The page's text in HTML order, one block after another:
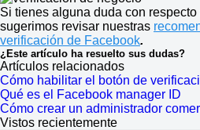
Si tienes alguna duda con
sugerimos revisar nuestras
verificación de Facebook.
¿Este artículo ha resuelto sus dudas?
Artículos relacionados
Cómo habilitar el botón de
Qué es el Facebook manager ID
Cómo crear un administrador
Vistos recientemente